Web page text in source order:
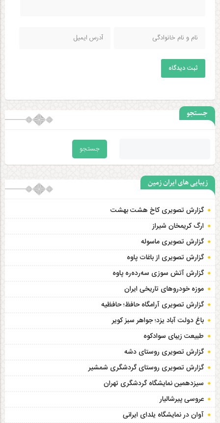
ثبت دیدگاه
جستجو
زیبایی های ایران زمین
گزارش تصویری کاخ هشت‌ بهشت
ارگ کریمخان شیراز
گزارش تصویری ماسوله
گزارش تصویری از باغات پاوه
گزارش آتش سوزی سەردەرە پاوه
موزه خودروهای تاریخی ایران
گزارش تصویری آرامگاه حافظ؛ حافظیه‎
باغ دولت آباد یزد؛ جواهر سبز کویر
طبیعت زیبای سوادکوه
گزارش تصویری روستای دشه
گزارش تصویری روستای گردشگری شمشیر
سیزدهمین نمایشگاه گردشگری تهران
عروسی پیرشالیار
آوان در نمایشگاه یلدای ایرانی